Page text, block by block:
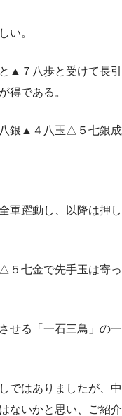
い。
▲７八歩と受けて長引
得である。
銀▲４八玉△５七銀成
躍動し、以降は押し
七金で先手玉は寄っ
せる「一石三鳥」の一
ではありましたが、中
ないかと思い、ご紹介